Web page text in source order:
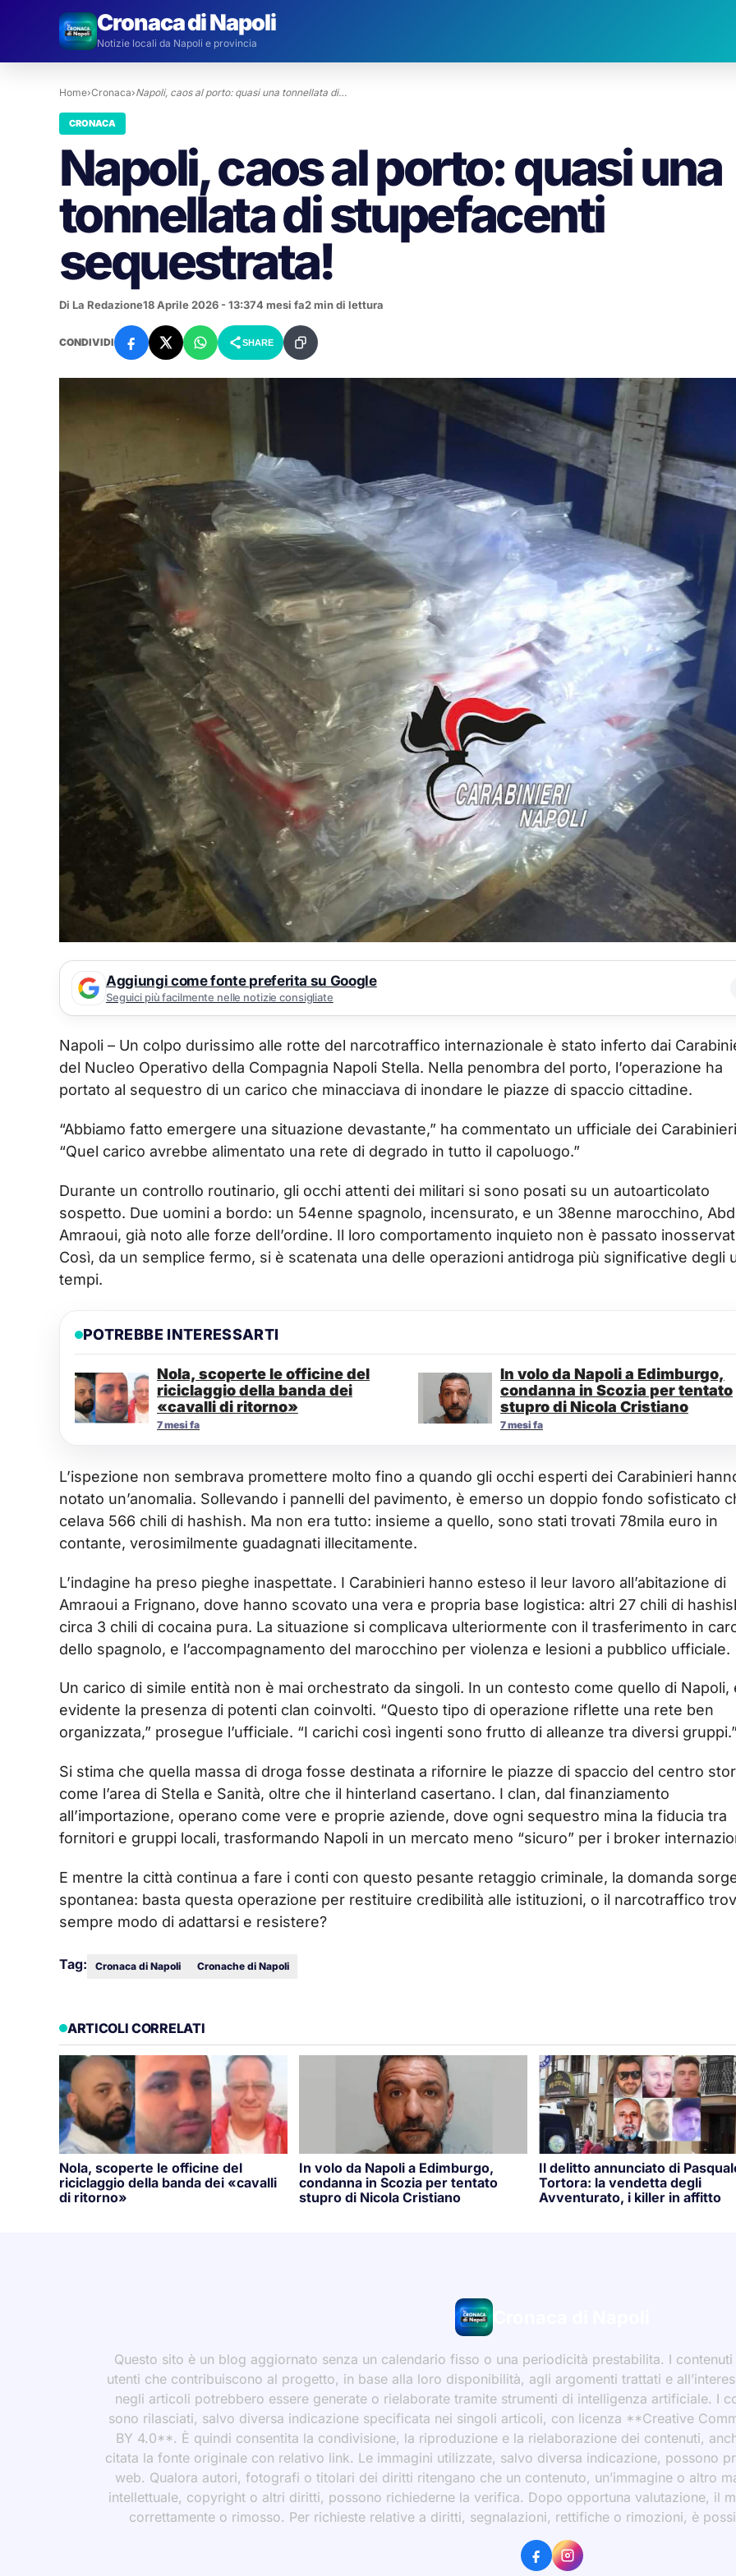
Cronaca di Napoli
Notizie locali da Napoli e provincia
Home›Cronaca›Napoli, caos al porto: quasi una tonnellata di…
CRONACA
Napoli, caos al porto: quasi una
tonnellata di stupefacenti
sequestrata!
Di La Redazione18 Aprile 2026 - 13:374 mesi fa2 min di lettura
CONDIVIDI SHARE
Aggiungi come fonte preferita su Google
Seguici più facilmente nelle notizie consigliate
Napoli – Un colpo durissimo alle rotte del narcotraffico internazionale è stato inferto dai
del Nucleo Operativo della Compagnia Napoli Stella. Nella penombra del porto, l’operazione ha
portato al sequestro di un carico che minacciava di inondare le piazze di spaccio cittadine.
“Abbiamo fatto emergere una situazione devastante,” ha commentato un ufficiale dei
“Quel carico avrebbe alimentato una rete di degrado in tutto il capoluogo.”
Durante un controllo routinario, gli occhi attenti dei militari si sono posati su un autoarticolato
sospetto. Due uomini a bordo: un 54enne spagnolo, incensurato, e un 38enne marocchino,
Amraoui, già noto alle forze dell’ordine. Il loro comportamento inquieto non è passato
Così, da un semplice fermo, si è scatenata una delle operazioni antidroga più significative degli
tempi.
POTREBBE INTERESSARTI
Nola, scoperte le officine del
riciclaggio della banda dei
«cavalli di ritorno»
7 mesi fa
In volo da Napoli a Edimburgo,
condanna in Scozia per tentato
stupro di Nicola Cristiano
7 mesi fa
L’ispezione non sembrava promettere molto fino a quando gli occhi esperti dei Carabinieri
notato un’anomalia. Sollevando i pannelli del pavimento, è emerso un doppio fondo sofisticato
celava 566 chili di hashish. Ma non era tutto: insieme a quello, sono stati trovati 78mila euro in
contante, verosimilmente guadagnati illecitamente.
L’indagine ha preso pieghe inaspettate. I Carabinieri hanno esteso il leur lavoro all’abitazione di
Amraoui a Frignano, dove hanno scovato una vera e propria base logistica: altri 27 chili di
circa 3 chili di cocaina pura. La situazione si complicava ulteriormente con il trasferimento in
dello spagnolo, e l’accompagnamento del marocchino per violenza e lesioni a pubblico ufficiale.
Un carico di simile entità non è mai orchestrato da singoli. In un contesto come quello di Napoli,
evidente la presenza di potenti clan coinvolti. “Questo tipo di operazione riflette una rete ben
organizzata,” prosegue l’ufficiale. “I carichi così ingenti sono frutto di alleanze tra diversi gruppi.”
Si stima che quella massa di droga fosse destinata a rifornire le piazze di spaccio del centro
come l’area di Stella e Sanità, oltre che il hinterland casertano. I clan, dal finanziamento
all’importazione, operano come vere e proprie aziende, dove ogni sequestro mina la fiducia tra
fornitori e gruppi locali, trasformando Napoli in un mercato meno “sicuro” per i broker
E mentre la città continua a fare i conti con questo pesante retaggio criminale, la domanda
spontanea: basta questa operazione per restituire credibilità alle istituzioni, o il narcotraffico
sempre modo di adattarsi e resistere?
Tag: Cronaca di Napoli Cronache di Napoli
ARTICOLI CORRELATI
Nola, scoperte le officine del
riciclaggio della banda dei «cavalli
di ritorno»
In volo da Napoli a Edimburgo,
condanna in Scozia per tentato
stupro di Nicola Cristiano
Il delitto annunciato di
Tortora: la vendetta degli
Avventurato, i killer in affitto
Cronaca di Napoli
Questo sito è un blog aggiornato senza un calendario fisso o una periodicità prestabilita. I
utenti che contribuiscono al progetto, in base alla loro disponibilità, agli argomenti trattati e
negli articoli potrebbero essere generate o rielaborate tramite strumenti di intelligenza artificiale. I
sono rilasciati, salvo diversa indicazione specificata nei singoli articoli, con licenza **Creative
BY 4.0**. È quindi consentita la condivisione, la riproduzione e la rielaborazione dei contenuti,
citata la fonte originale con relativo link. Le immagini utilizzate, salvo diversa indicazione, possono
web. Qualora autori, fotografi o titolari dei diritti ritengano che un contenuto, un’immagine o altro
intellettuale, copyright o altri diritti, possono richiederne la verifica. Dopo opportuna valutazione, il
correttamente o rimosso. Per richieste relative a diritti, segnalazioni, rettifiche o rimozioni, è